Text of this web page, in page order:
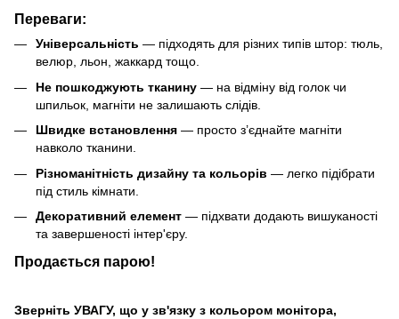
Переваги:
Універсальність — підходять для різних типів штор: тюль,
велюр, льон, жаккард тощо.
Не пошкоджують тканину — на відміну від голок чи
шпильок, магніти не залишають слідів.
Швидке встановлення — просто з’єднайте магніти
навколо тканини.
Різноманітність дизайну та кольорів — легко підібрати
під стиль кімнати.
Декоративний елемент — підхвати додають вишуканості
та завершеності інтер'єру.
Продається парою!
Зверніть УВАГУ, що у зв'язку з кольором монітора,